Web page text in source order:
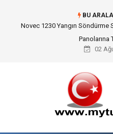
BU
Novec 1230 Yangın Söndürme
Panolarına
02